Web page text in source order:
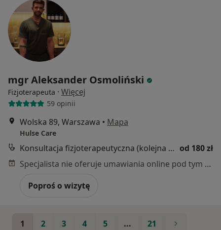
mgr Aleksander Osmoliński
Fizjoterapeuta · Więcej
59 opinii
Wolska 89, Warszawa • Mapa
Hulse Care
Konsultacja fizjoterapeutyczna (kolejna wizyta) od 180 zł
Specjalista nie oferuje umawiania online pod tym adresem.
Poproś o wizytę
1 2 3 4 5 ... 21